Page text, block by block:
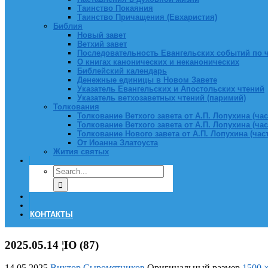
Таинство Покаяния
Таинство Причащения (Евхаристия)
Библия
Новый завет
Ветхий завет
Последовательность Евангельских событий по
О книгах канонических и неканонических
Библейский календарь
Денежные единицы в Новом Завете
Указатель Евангельских и Апостольских чтений
Указатель ветхозаветных чтений (паримий)
Толкования
Толкование Ветхого завета от А.П. Лопухина
Толкование Ветхого завета от А.П. Лопухина
Толкование Нового завета от А.П. Лопухина
От Иоанна Златоуста
Жития святых
КОНТАКТЫ
2025.05.14 ¦Ю (87)